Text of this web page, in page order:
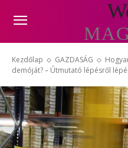
Kezdőlap GAZDASÁG
demóját? – Útmutató lépésről